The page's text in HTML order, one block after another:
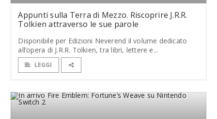
Appunti sulla Terra di Mezzo. Riscoprire J.R.R.
Tolkien attraverso le sue parole
Disponibile per Edizioni Neverend il volume dedicato
all’opera di J.R.R. Tolkien, tra libri, lettere e...
LEGGI